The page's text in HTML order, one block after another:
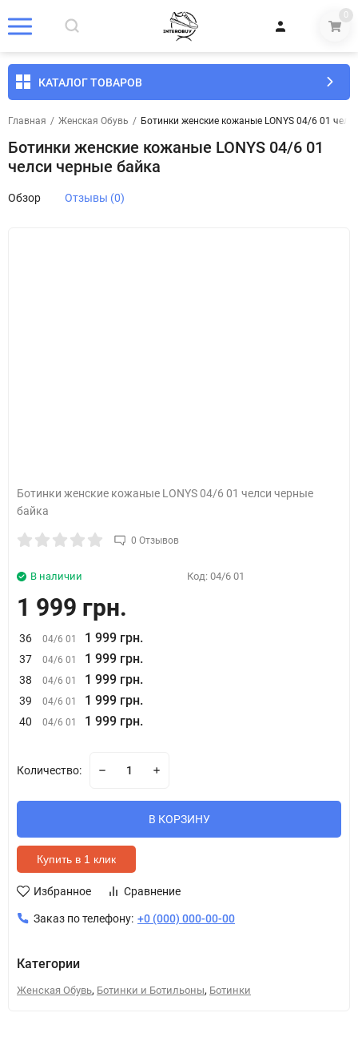
0
КАТАЛОГ ТОВАРОВ
Главная / Женская Обувь / Ботинки женские кожаные LONYS 04/6 01
Ботинки женские кожаные LONYS 04/6 01
челси черные байка
Обзор Отзывы (0)
Ботинки женские кожаные LONYS 04/6 01 челси черные
байка
0 Отзывов
В наличии Код: 04/6 01
1 999 грн.
36 04/6 01 1 999 грн.
37 04/6 01 1 999 грн.
38 04/6 01 1 999 грн.
39 04/6 01 1 999 грн.
40 04/6 01 1 999 грн.
Количество:
В КОРЗИНУ
Купить в 1 клик
Избранное Сравнение
Заказ по телефону: +0 (000) 000-00-00
Категории
Женская Обувь, Ботинки и Ботильоны, Ботинки